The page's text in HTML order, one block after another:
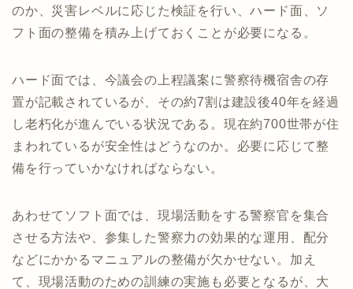
のか、災害レベルに応じた検証を行い、ハード面、ソ
フト面の整備を積み上げておくことが必要になる。
ハード面では、今議会の上程議案に警察待機宿舎の存
置が記載されているが、その約7割は建設後40年を経過
し老朽化が進んでいる状況である。現在約700世帯が住
まわれているが安全性はどうなのか。必要に応じて整
備を行っていかなければならない。
あわせてソフト面では、現場活動をする警察官を集合
させる方法や、参集した警察力の効果的な運用、配分
などにかかるマニュアルの整備が欠かせない。加え
て、現場活動のための訓練の実施も必要となるが、大